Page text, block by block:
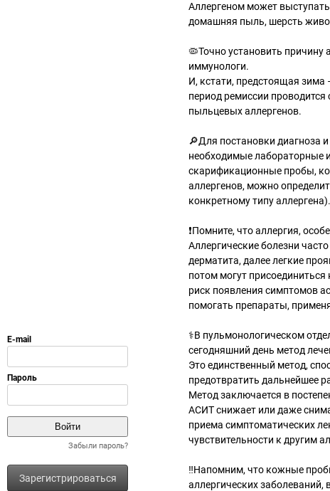
Забыли пароль?
Зарегистрироваться
Аллергеном может
домашняя пыль, шерсть
🦠Точно установить причину
иммунологи.
И, кстати, предстоящая зима
период ремиссии
пыльцевых аллергенов.
🔎Для постановки диагноза
необходимые лабораторные
скарификационные пробы,
аллергенов, можно
конкретному типу аллергена).
❗Помните, что аллергия,
Аллергические болезни
дерматита, далее легкие
потом могут
риск появления симптомов
помогать препараты,
⚕В пульмонологическом
сегодняшний день метод
Это единственный метод,
предотвратить дальнейшее
Метод заключается в
АСИТ снижает или даже
приема симптоматических
чувствительности к другим
‼Напомним, что кожные
аллергических заболеваний,